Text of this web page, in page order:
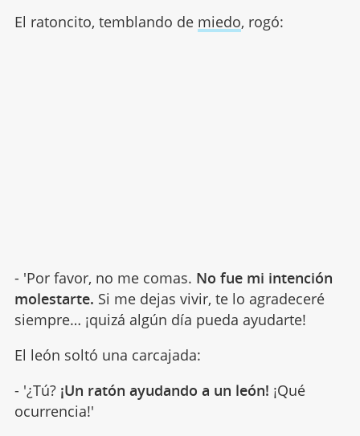
El ratoncito, temblando de miedo, rogó:
- 'Por favor, no me comas. No fue mi intención
molestarte. Si me dejas vivir, te lo agradeceré
siempre… ¡quizá algún día pueda ayudarte!
El león soltó una carcajada:
- '¿Tú? ¡Un ratón ayudando a un león! ¡Qué
ocurrencia!'